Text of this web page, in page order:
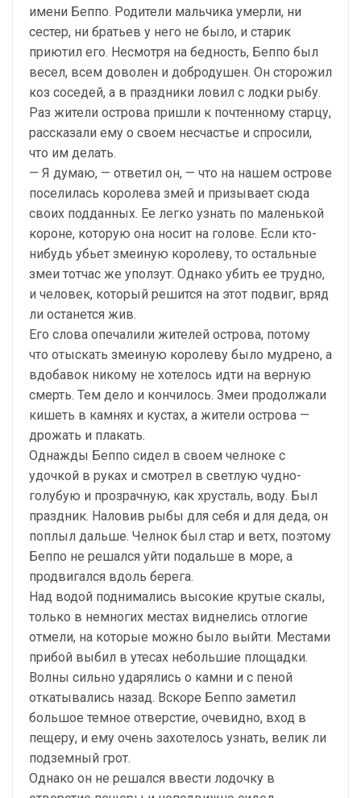
имени Беппо. Родители мальчика умерли, ни
сестер, ни братьев у него не было, и старик
приютил его. Несмотря на бедность, Беппо был
весел, всем доволен и добродушен. Он сторожил
коз соседей, а в праздники ловил с лодки рыбу.
Раз жители острова пришли к почтенному старцу,
рассказали ему о своем несчастье и спросили,
что им делать.
— Я думаю, — ответил он, — что на нашем острове
поселилась королева змей и призывает сюда
своих подданных. Ее легко узнать по маленькой
короне, которую она носит на голове. Если кто-
нибудь убьет змеиную королеву, то остальные
змеи тотчас же уползут. Однако убить ее трудно,
и человек, который решится на этот подвиг, вряд
ли останется жив.
Его слова опечалили жителей острова, потому
что отыскать змеиную королеву было мудрено, а
вдобавок никому не хотелось идти на верную
смерть. Тем дело и кончилось. Змеи продолжали
кишеть в камнях и кустах, а жители острова —
дрожать и плакать.
Однажды Беппо сидел в своем челноке с
удочкой в руках и смотрел в светлую чудно-
голубую и прозрачную, как хрусталь, воду. Был
праздник. Наловив рыбы для себя и для деда, он
поплыл дальше. Челнок был стар и ветх, поэтому
Беппо не решался уйти подальше в море, а
продвигался вдоль берега.
Над водой поднимались высокие крутые скалы,
только в немногих местах виднелись отлогие
отмели, на которые можно было выйти. Местами
прибой выбил в утесах небольшие площадки.
Волны сильно ударялись о камни и с пеной
откатывались назад. Вскоре Беппо заметил
большое темное отверстие, очевидно, вход в
пещеру, и ему очень захотелось узнать, велик ли
подземный грот.
Однако он не решался ввести лодочку в